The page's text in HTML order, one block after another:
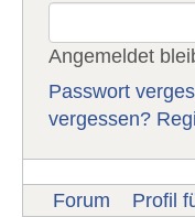
Angemeldet
Passwort
vergessen?
Forum Profil